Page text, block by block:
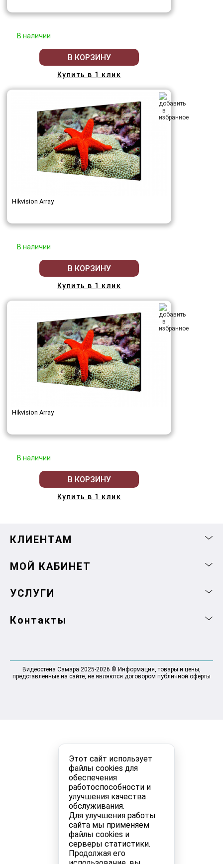
Этот сайт использует
файлы cookies для
обеспечения
работоспособности и
улучшения качества
обслуживания.
Для улучшения работы
сайта мы применяем
файлы cookies и
серверы статистики.
Продолжая его
В наличии
В КОРЗИНУ
Купить в 1 клик
Hikvision Array
В наличии
В КОРЗИНУ
Купить в 1 клик
Hikvision Array
В наличии
В КОРЗИНУ
Купить в 1 клик
КЛИЕНТАМ
МОЙ КАБИНЕТ
УСЛУГИ
Контакты
Видеостена Самара 2025-2026 © Информация, товары и цены,
представленные на сайте, не являются договором публичной оферты